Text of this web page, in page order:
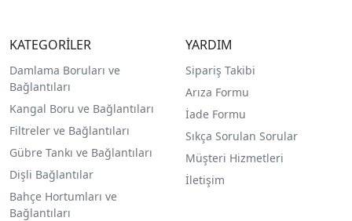
KATEGORİLER
Damlama Boruları ve
Bağlantıları
Kangal Boru ve Bağlantıları
Filtreler ve Bağlantıları
Gübre Tankı ve Bağlantıları
Dişli Bağlantılar
Bahçe Hortumları ve
Bağlantıları
YARDIM
Sipariş Takibi
Arıza Formu
İade Formu
Sıkça Sorulan Sorular
Müşteri Hizmetleri
İletişim